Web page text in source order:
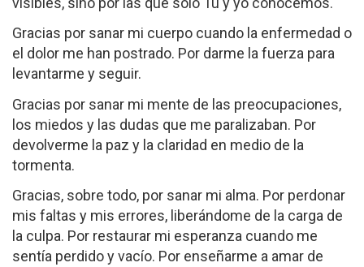
Gracias por sanar mi cuerpo cuando la enfermedad o
el dolor me han postrado. Por darme la fuerza para
levantarme y seguir.
Gracias por sanar mi mente de las preocupaciones,
los miedos y las dudas que me paralizaban. Por
devolverme la paz y la claridad en medio de la
tormenta.
Gracias, sobre todo, por sanar mi alma. Por perdonar
mis faltas y mis errores, liberándome de la carga de
la culpa. Por restaurar mi esperanza cuando me
sentía perdido y vacío. Por enseñarme a amar de